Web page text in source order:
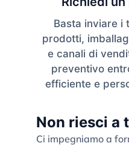
Basta inviare i
prodotti,
e canali di
preventivo
efficiente e
Non riesci a
Ci impegniamo a